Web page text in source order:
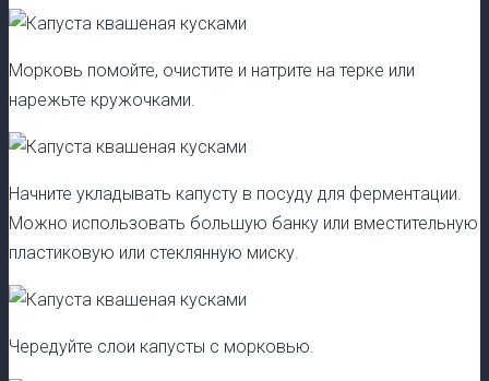
Морковь помойте, очистите и натрите на терке или
нарежьте кружочками.
Начните укладывать капусту в посуду для ферментации.
Можно использовать большую банку или вместительную
пластиковую или стеклянную миску.
Чередуйте слои капусты с морковью.